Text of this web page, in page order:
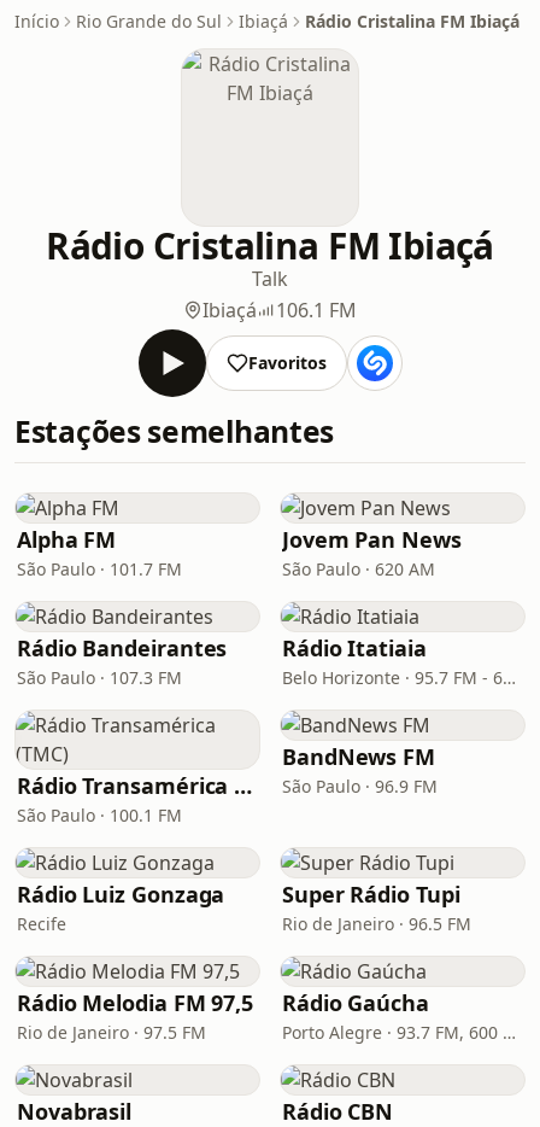
Início Rio Grande do Sul Ibiaçá Rádio Cristalina FM Ibiaçá
Rádio Cristalina FM Ibiaçá
Talk
Ibiaçá
106.1 FM
Favoritos
Estações semelhantes
Alpha FM
São Paulo · 101.7 FM
Jovem Pan News
São Paulo · 620 AM
Rádio Bandeirantes
São Paulo · 107.3 FM
Rádio Itatiaia
Belo Horizonte · 95.7 FM - 610 AM
Rádio Transamérica (TMC)
São Paulo · 100.1 FM
BandNews FM
São Paulo · 96.9 FM
Rádio Luiz Gonzaga
Recife
Super Rádio Tupi
Rio de Janeiro · 96.5 FM
Rádio Melodia FM 97,5
Rio de Janeiro · 97.5 FM
Rádio Gaúcha
Porto Alegre · 93.7 FM, 600 AM
Novabrasil Rádio CBN